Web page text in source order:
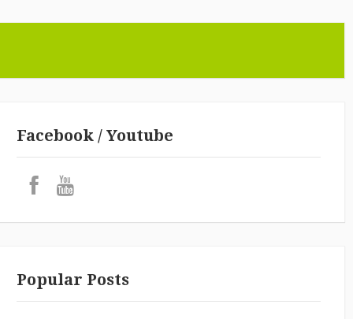
Facebook / Youtube
Popular Posts